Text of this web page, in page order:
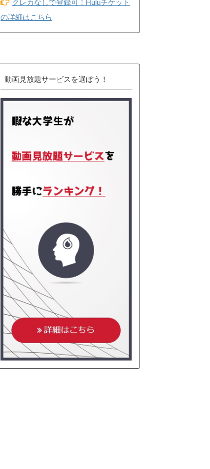
クレカなしで登録可！Huluチケット
の詳細はこちら
動画見放題サービスを選ぼう！